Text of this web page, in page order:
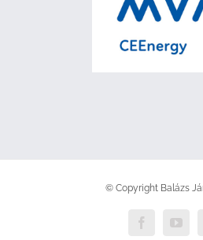
© Copyright Balázs
Facebook